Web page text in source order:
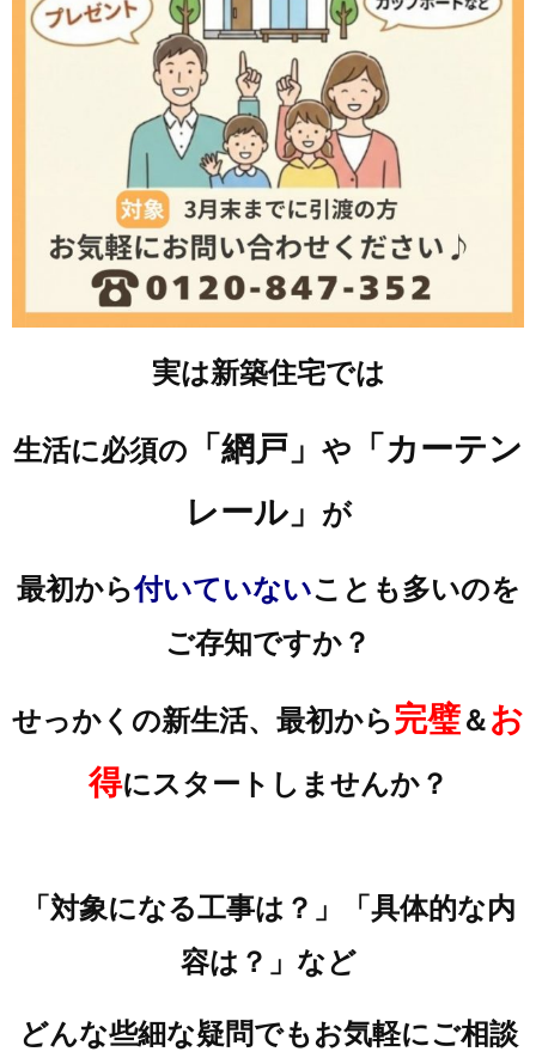
実は新築住宅では
生活に必須の 「網戸」 や
「カーテン
レール」 が
最初から付いていないことも多いのを
ご存知ですか？
せっかくの新生活、最初から完璧＆お
得にスタートしませんか？
「対象になる工事は？」「具体的な内
容は？」など
どんな些細な疑問でもお気軽にご相談